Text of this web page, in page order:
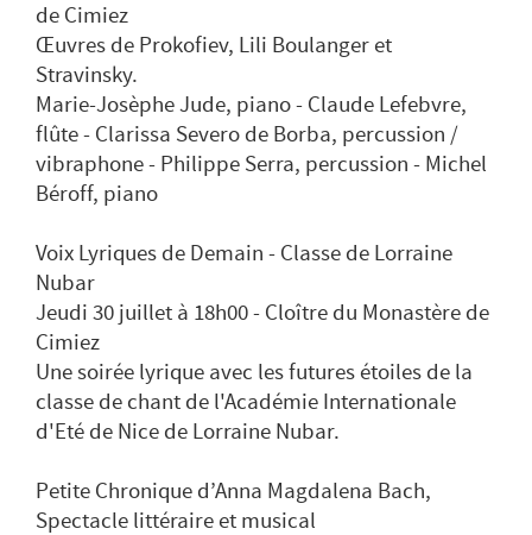
de Cimiez
Œuvres de Prokofiev, Lili Boulanger et
Stravinsky.
Marie-Josèphe Jude, piano - Claude Lefebvre,
flûte - Clarissa Severo de Borba, percussion /
vibraphone - Philippe Serra, percussion - Michel
Béroff, piano
Voix Lyriques de Demain - Classe de Lorraine
Nubar
Jeudi 30 juillet à 18h00 - Cloître du Monastère de
Cimiez
Une soirée lyrique avec les futures étoiles de la
classe de chant de l'Académie Internationale
d'Eté de Nice de Lorraine Nubar.
Petite Chronique d’Anna Magdalena Bach,
Spectacle littéraire et musical